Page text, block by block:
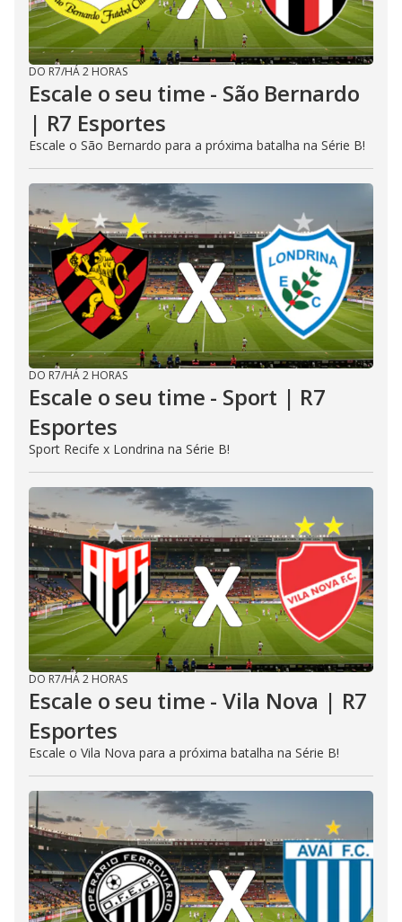
DO R7/HÁ 2 HORAS
Escale o seu time - São Bernardo
| R7 Esportes
Escale o São Bernardo para a próxima batalha na Série B!
DO R7/HÁ 2 HORAS
Escale o seu time - Sport | R7
Esportes
Sport Recife x Londrina na Série B!
DO R7/HÁ 2 HORAS
Escale o seu time - Vila Nova | R7
Esportes
Escale o Vila Nova para a próxima batalha na Série B!